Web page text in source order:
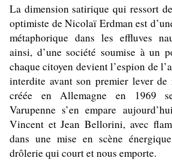
La dimension satirique qui ressort
optimiste de Nicolaï Erdman est
métaphorique dans les effluves
ainsi, d’une société soumise à un
chaque citoyen devient l’espion de
interdite avant son premier lever
créée en Allemagne en 1969
Varupenne s’en empare
Vincent et Jean Bellorini, avec
dans une mise en scène
drôlerie qui court et nous emporte.